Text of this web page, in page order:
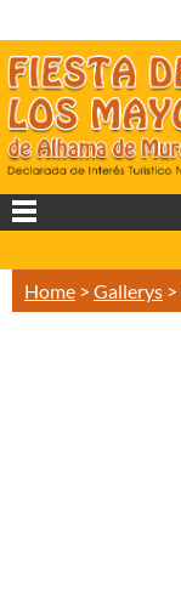
Home > Gallerys >